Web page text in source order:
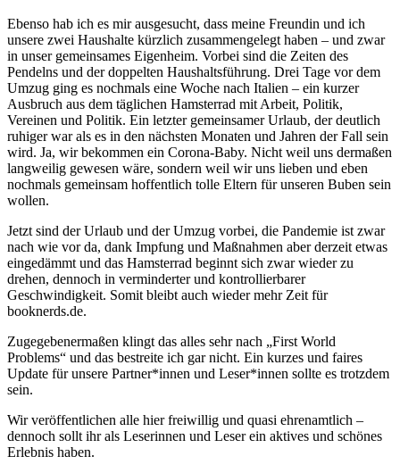
Ebenso hab ich es mir ausgesucht, dass meine Freundin und ich
unsere zwei Haushalte kürzlich zusammengelegt haben – und zwar
in unser gemeinsames Eigenheim. Vorbei sind die Zeiten des
Pendelns und der doppelten Haushaltsführung. Drei Tage vor dem
Umzug ging es nochmals eine Woche nach Italien – ein kurzer
Ausbruch aus dem täglichen Hamsterrad mit Arbeit, Politik,
Vereinen und Politik. Ein letzter gemeinsamer Urlaub, der deutlich
ruhiger war als es in den nächsten Monaten und Jahren der Fall sein
wird. Ja, wir bekommen ein Corona-Baby. Nicht weil uns dermaßen
langweilig gewesen wäre, sondern weil wir uns lieben und eben
nochmals gemeinsam hoffentlich tolle Eltern für unseren Buben sein
wollen.
Jetzt sind der Urlaub und der Umzug vorbei, die Pandemie ist zwar
nach wie vor da, dank Impfung und Maßnahmen aber derzeit etwas
eingedämmt und das Hamsterrad beginnt sich zwar wieder zu
drehen, dennoch in verminderter und kontrollierbarer
Geschwindigkeit. Somit bleibt auch wieder mehr Zeit für
booknerds.de.
Zugegebenermaßen klingt das alles sehr nach „First World
Problems“ und das bestreite ich gar nicht. Ein kurzes und faires
Update für unsere Partner*innen und Leser*innen sollte es trotzdem
sein.
Wir veröffentlichen alle hier freiwillig und quasi ehrenamtlich –
dennoch sollt ihr als Leserinnen und Leser ein aktives und schönes
Erlebnis haben.